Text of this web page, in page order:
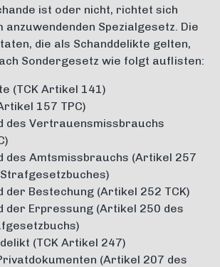
ist oder nicht, richtet sich
anzuwendenden Spezialgesetz. Die
die als Schanddelikte gelten,
Sondergesetz wie folgt auflisten:
(TCK Artikel 141)
157 TPC)
des Vertrauensmissbrauchs
des Amtsmissbrauchs (Artikel 257
Bestechung (Artikel 252 TCK)
der Erpressung (Artikel 250 des
(TCK Artikel 247)
(Artikel 207 des